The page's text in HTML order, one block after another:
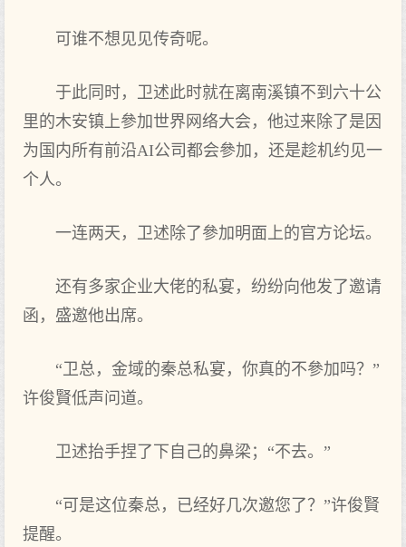
可谁不想见见传奇呢。
于此同时，卫述此时就在离南溪镇不到六十公
里的木安镇上參加世界网络大会，他过来除了是因
为国内所有前沿AI公司都会參加，还是趁机约见一
个人。
一连两天，卫述除了參加明面上的官方论坛。
还有多家企业大佬的私宴，纷纷向他发了邀请
函，盛邀他出席。
“卫总，金域的秦总私宴，你真的不參加吗？”
许俊賢低声问道。
卫述抬手捏了下自己的鼻梁；“不去。”
“可是这位秦总，已经好几次邀您了？”许俊賢
提醒。